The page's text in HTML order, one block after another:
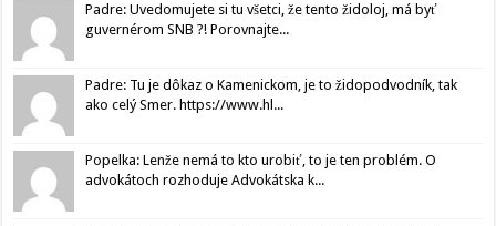
Padre: Uvedomujete si tu všetci, že tento židoloj, má byť
guvernérom SNB ?! Porovnajte...
Padre: Tu je dôkaz o Kamenickom, je to židopodvodník, tak
ako celý Smer. https://www.hl...
Popelka: Lenže nemá to kto urobiť, to je ten problém. O
advokátoch rozhoduje Advokátska k...